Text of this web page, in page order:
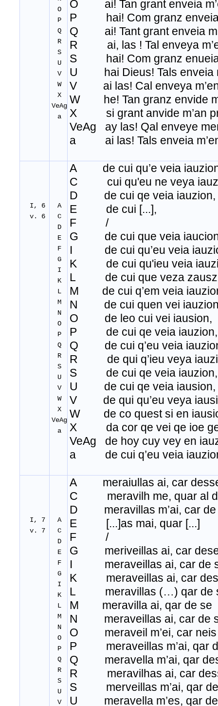
O
P
Q
R
S
U
V
W
X
VeAg
a
O ai! Tan grant enveia
P hai! Com granz enveia
Q ai! Tant grant enveia
R ai, las ! Tal enveya
S hai! Com granz enueia
U hai Dieus! Tals enveia
V ai las! Cal enveya
W he! Tan granz envide
X si grant anvide m’an
VeAg ay las! Qal enveye
a ai las! Tals enveia
I, 6
v. 6
A
C
D
E
F
G
I
K
L
M
N
O
P
Q
R
S
U
V
W
X
VeAg
a
A de cui qu’e veia
C cui qu'eu ne veya
D de cui qe veia iauzion,
E de cui [...],
F /
G de cui que veia
I de cui qu’eu veia
K de cui qu'ieu veia
L de cui que veza
M de cui q’em veia
N de cui quen vei
O de leo cui vei iausion,
P de cui qe veia iauzion,
Q de cui q’eu veia
R de qui q’ieu veya
S de cui qe veia iauzion,
U de cui qe veia iausion,
V de qui qu’eu veya
W de co quest si en
X da cor qe vei qe ioe
VeAg de hoy cuy vey en
a de cui q’eu veia
I, 7
v. 7
A
C
D
E
F
G
I
K
L
M
N
O
P
Q
R
S
U
V
A meraiullas ai, car
C meravilh me, quar al
D meravillas m’ai, car de
E [...]as mai, quar [...]
F /
G meriveillas ai, car
I meraveillas ai, car de
K meraveillas ai, car
L meravillas (…) qar de
M meravilla ai, qar de se
N meraveillas ai, car de
O meraveil m’ei, car neis
P meraveillas m’ai, qar
Q meravella m’ai, qar
R meravilhas ai, car
S merveillas m’ai, qar
U meravella m’es, qar